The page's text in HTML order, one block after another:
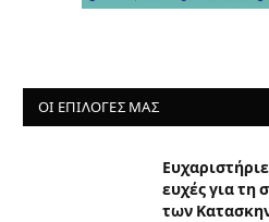
ΟΙ ΕΠΙΛΟΓΈΣ ΜΑΣ
ευχές για τη
των